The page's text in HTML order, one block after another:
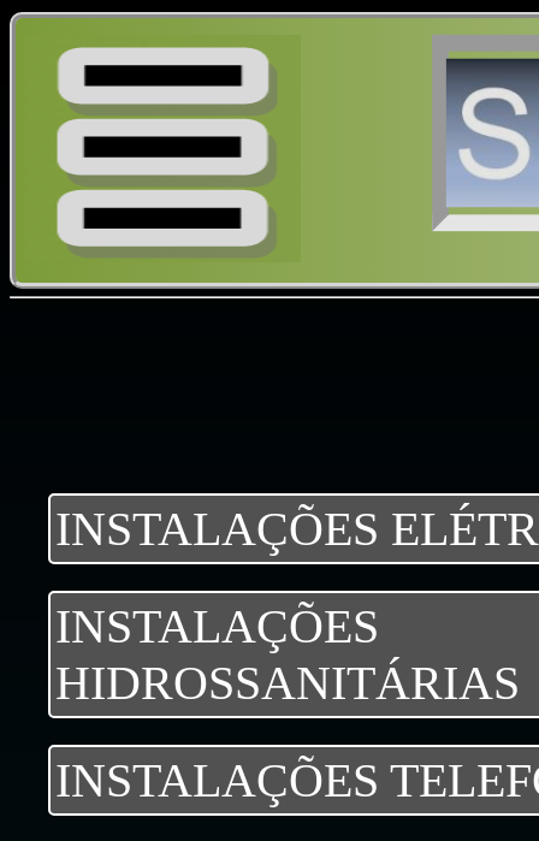
INSTALAÇÕES
INSTALAÇÕES
HIDROSSANITÁRIAS
INSTALAÇÕES